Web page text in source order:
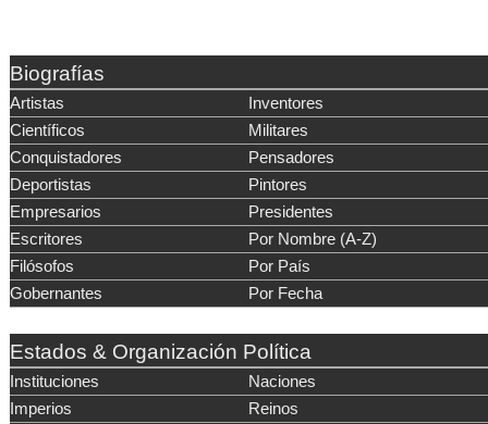
Biografías
Artistas
Inventores
Científicos
Militares
Conquistadores
Pensadores
Deportistas
Pintores
Empresarios
Presidentes
Escritores
Por Nombre (A-Z)
Filósofos
Por País
Gobernantes
Por Fecha
Estados & Organización Política
Instituciones
Naciones
Imperios
Reinos